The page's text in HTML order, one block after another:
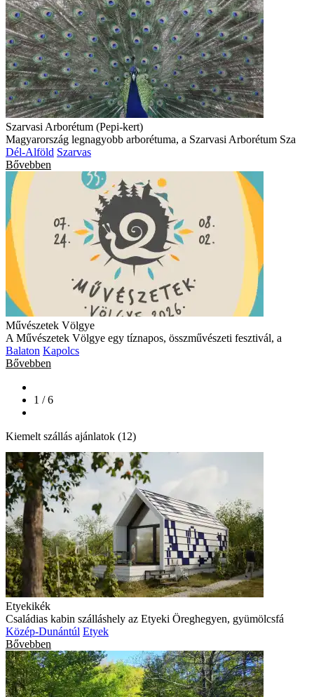
Szarvasi Arborétum (Pepi-kert)
Magyarország legnagyobb arborétuma, a Szarvasi Arborétum Sza
Dél-Alföld Szarvas
Bővebben
Művészetek Völgye
A Művészetek Völgye egy tíznapos, összművészeti fesztivál, a
Balaton Kapolcs
Bővebben
1 / 6
Kiemelt szállás ajánlatok (12)
Etyekikék
Családias kabin szálláshely az Etyeki Öreghegyen, gyümölcsfá
Közép-Dunántúl Etyek
Bővebben